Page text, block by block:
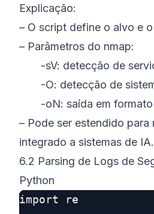
Explicação:
– O script define o alvo e
– Parâmetros do nmap:
-sV: detecção de
-O: detecção de
-oN: saída em formato
– Pode ser estendido para
integrado a sistemas de IA.
6.2 Parsing de Logs de
Python
import re